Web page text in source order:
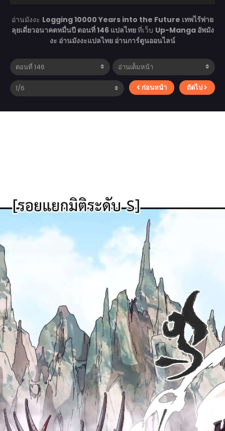
อ่านมังงะ Logging 10000 Years into the Future เทพไร้พ่าย
ลุยเดี่ยวอนาคตหมื่นปี ตอนที่ 146 แปลไทยที่เว็บ Up-Manga อัพมัง
งะ อ่านมังงะแปลไทย อ่านการ์ตูนออนไลน์
ก่อนหน้า ถัดไป